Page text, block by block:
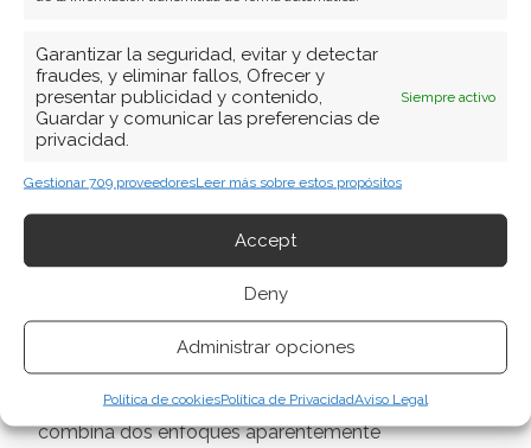
Garantizar la seguridad, evitar y detectar
fraudes, y eliminar fallos, Ofrecer y
presentar publicidad y contenido,
Guardar y comunicar las preferencias de
privacidad.
Siempre activo
Gestionar 709 proveedoresLeer más sobre estos propósitos
Accept
Deny
Administrar opciones
Política de cookiesPolítica de PrivacidadAviso Legal
Petrobras: La dualidad
estratégica entre eficiencia y
expansión
La petrolera brasileña Petrobras está
implementando una estrategia corporativa que
combina dos enfoques aparentemente